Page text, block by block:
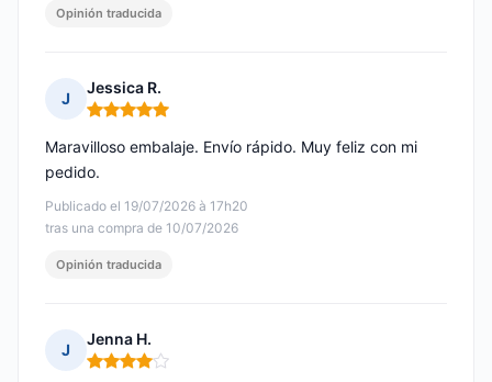
Opinión traducida
J
Jessica R.
Nota: 5 de 5
Publicado el 19/07/2026 à 17h20
tras una compra de 10/07/2026
Maravilloso embalaje. Envío rápido. Muy feliz con mi
pedido.
Opinión traducida
J
Jenna H.
Nota: 4 de 5